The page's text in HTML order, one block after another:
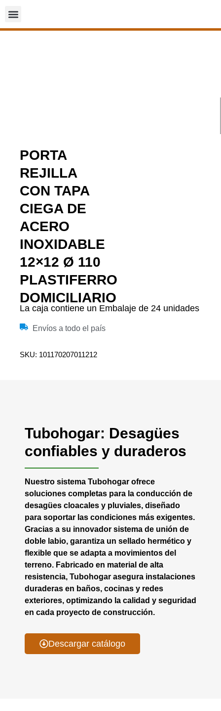
PORTA
REJILLA
CON TAPA
CIEGA DE
ACERO
INOXIDABLE
12×12 Ø 110
PLASTIFERRO
DOMICILIARIO
La caja contiene un Embalaje de 24 unidades
Envíos a todo el país
SKU: 101170207011212
Tubohogar: Desagües
confiables y duraderos
Nuestro sistema Tubohogar ofrece
soluciones completas para la conducción de
desagües cloacales y pluviales, diseñado
para soportar las condiciones más exigentes.
Gracias a su innovador sistema de unión de
doble labio, garantiza un sellado hermético y
flexible que se adapta a movimientos del
terreno. Fabricado en material de alta
resistencia, Tubohogar asegura instalaciones
duraderas en baños, cocinas y redes
exteriores, optimizando la calidad y seguridad
en cada proyecto de construcción.
Descargar catálogo